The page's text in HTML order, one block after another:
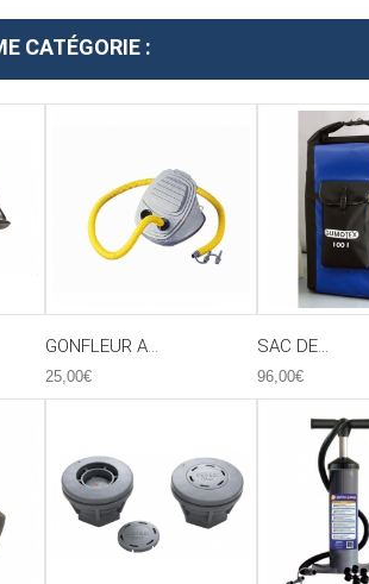
CATÉGORIE :
GONFLEUR A...
25,00€
SAC DE...
96,00€